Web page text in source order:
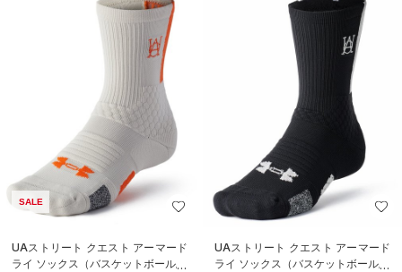
SALE
UAストリート クエスト アーマード
ライ ソックス（バスケットボール/U
UAストリート クエスト アーマード
ライ ソックス（バスケットボール/U